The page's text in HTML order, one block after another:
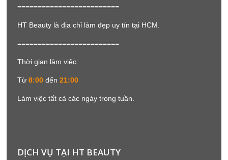
=========================
HT Beauty là địa chỉ làm đẹp uy tín tại HCM.
=========================
Thời gian làm việc:
Từ8:00 đến21:00
Làm việc tất cả các ngày trong tuần.
DỊCH VỤ TẠI HT BEAUTY